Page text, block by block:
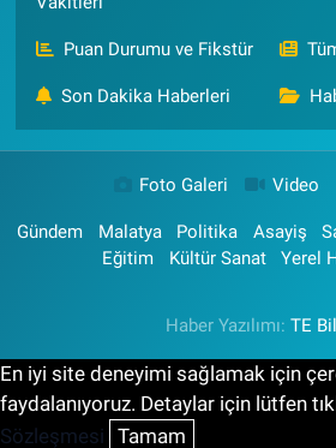
Puan Durumu ve Fikstür
Son Dakika Haberleri
Foto Galeri Video
Gündem Malatya Politika Asayiş
Eğitim
Kültür Sanat Yerel
Haber Yazılımı: TE
En iyi site deneyimi sağlamak için
faydalanıyoruz. Detaylar için lütfen
Sözleşmesi Tamam